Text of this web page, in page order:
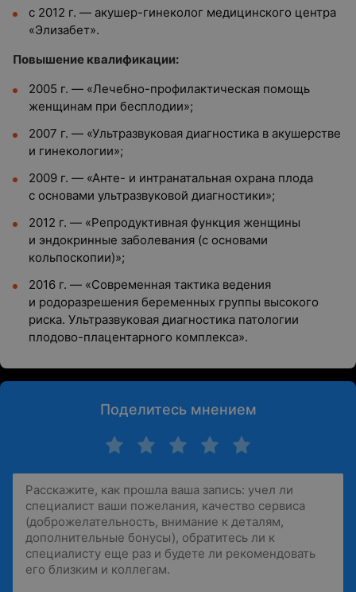
с 2012 г. — акушер-гинеколог медицинского центра
«Элизабет».
Повышение квалификации:
2005 г. — «Лечебно-профилактическая помощь
женщинам при бесплодии»;
2007 г. — «Ультразвуковая диагностика в акушерстве
и гинекологии»;
2009 г. — «Анте- и интранатальная охрана плода
с основами ультразвуковой диагностики»;
2012 г. — «Репродуктивная функция женщины
и эндокринные заболевания (с основами
кольпоскопии)»;
2016 г. — «Современная тактика ведения
и родоразрешения беременных группы высокого
риска. Ультразвуковая диагностика патологии
плодово-плацентарного комплекса».
Поделитесь мнением